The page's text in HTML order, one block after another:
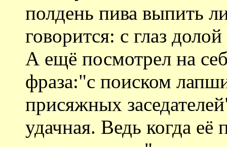
полдень пива выпить
говорится: с глаз
А ещё посмотрел на
фраза:"с поиском
присяжных
удачная. Ведь когда её